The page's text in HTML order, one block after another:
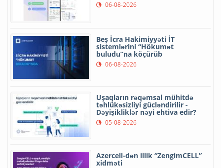
06-08-2026
Beş İcra Hakimiyyəti İT
sistemlərini “Hökumət
buludu”na köçürüb
06-08-2026
Uşaqların rəqəmsal mühitdə
təhlükəsizliyi gücləndirilir -
Dəyişikliklər nəyi ehtiva edir?
05-08-2026
Azercell-dən illik “ZengimCELL”
xidməti